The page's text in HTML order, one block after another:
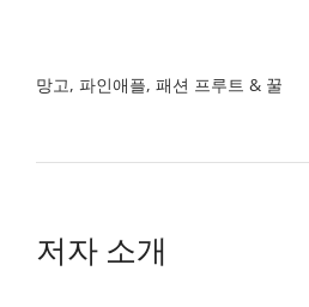
망고, 파인애플, 패션 프루트 & 꿀
저자 소개